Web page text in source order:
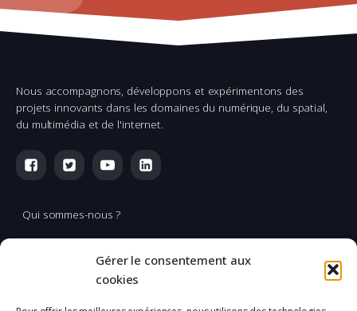
Gérer le consentement aux
cookies
Nous accompagnons, développons et expérimentons des
projets innovants dans les domaines du numérique, du spatial,
du multimédia et de l'internet.
Qui sommes-nous ?
Multimédia
Réalisation & production vidéo